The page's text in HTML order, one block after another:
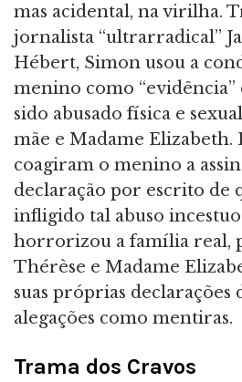
mas acidental, na virilha.
jornalista “ultrarradical”
Hébert, Simon usou a
menino como “evidência”
sido abusado física e
mãe e Madame Elizabeth.
coagiram o menino a
declaração por escrito de
infligido tal abuso
horrorizou a família real,
Thérèse e Madame
suas próprias declarações
alegações como mentiras.
Trama dos Cravos